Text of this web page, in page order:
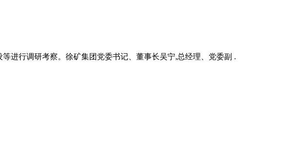
进行调研考察。徐矿集团党委书记、董事长吴宁,总经理、党委副 .